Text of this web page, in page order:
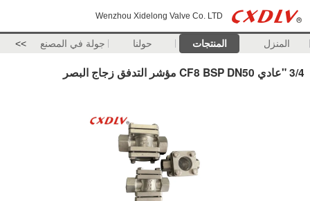
Wenzhou Xidelong Valve Co. LTD
المنزل المنتجات حولنا جولة في المصنع >>
3/4 "عادي CF8 BSP DN50 مؤشر التدفق زجاج البصر